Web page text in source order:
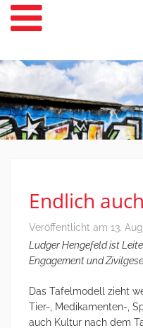
Weiter
zum
Inhalt
Endlich
Veröffentlicht am 13.
Ludger Hengefeld ist
Engagement und
Das Tafelmodell zieht
Tier-, Medikamenten-,
auch Kultur nach dem